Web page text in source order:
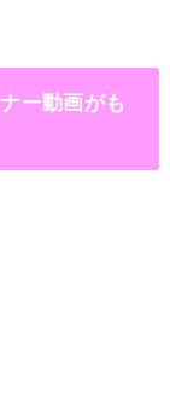
ー動画がも